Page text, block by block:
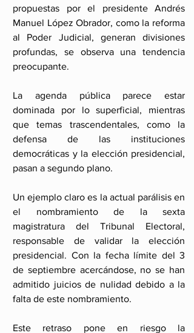
propuestas por el presidente Andrés
Manuel López Obrador, como la reforma
al Poder Judicial, generan divisiones
profundas, se observa una tendencia
preocupante.
La agenda pública parece estar
dominada por lo superficial, mientras
que temas trascendentales, como la
defensa de las instituciones
democráticas y la elección presidencial,
pasan a segundo plano.
Un ejemplo claro es la actual parálisis en
el nombramiento de la sexta
magistratura del Tribunal Electoral,
responsable de validar la elección
presidencial. Con la fecha límite del 3
de septiembre acercándose, no se han
admitido juicios de nulidad debido a la
falta de este nombramiento.
Este retraso pone en riesgo la